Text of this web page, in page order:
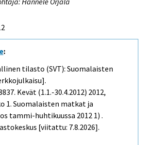
:
tilasto (SVT): Suomalaisten
Kevät (1.1.-30.4.2012) 2012,
1. Suomalaisten matkat ja
tammi-huhtikuussa 2012 1) .
[viitattu: 7.8.2026].